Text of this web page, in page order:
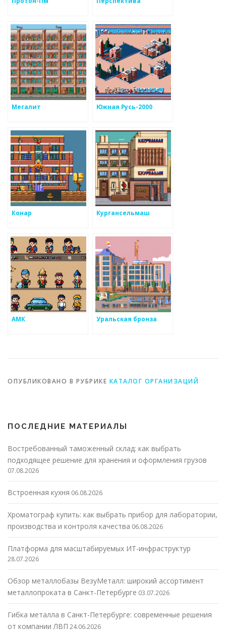
Мегалит Южная Русь-2000
Конар Кургансельмаш
АМК Уральская бронза
ОПУБЛИКОВАНО В РУБРИКЕ КАТАЛОГ ОРГАНИЗАЦИЙ
ПОСЛЕДНИЕ МАТЕРИАЛЫ
Востребованный таможенный склад: как выбрать
подходящее решение для хранения и оформления грузов
07.08.2026
Встроенная кухня 06.08.2026
Хроматограф купить: как выбрать прибор для лаборатории,
производства и контроля качества 06.08.2026
Платформа для масштабируемых ИТ-инфраструктур
28.07.2026
Обзор металлобазы ВезуМеталл: широкий ассортимент
металлопроката в Санкт-Петербурге 03.07.2026
Гибка металла в Санкт-Петербурге: современные решения
от компании ЛВП 24.06.2026